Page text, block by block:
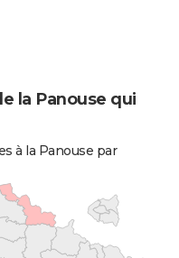
la Panouse qui
à la Panouse par